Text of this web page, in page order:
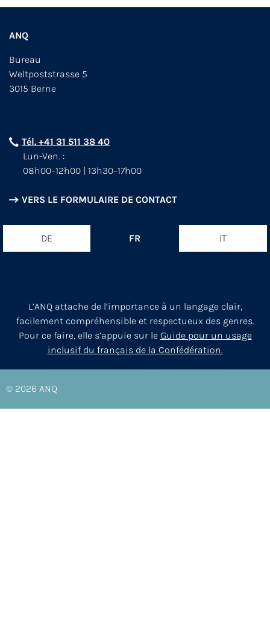
ANQ
Bureau
Weltpoststrasse 5
3015 Berne
Tél. +41 31 511 38 40
Lun-Ven. :
08h00–12h00 | 13h30–17h00
VERS LE FORMULAIRE DE CONTACT
DE FR IT
L’ANQ attache de l’importance à un langage clair,
facilement compréhensible et respectueux des genres.
Pour ce faire, elle s’appuie sur le Guide pour un usage
inclusif du français de la Confédération.
© 2026 ANQ